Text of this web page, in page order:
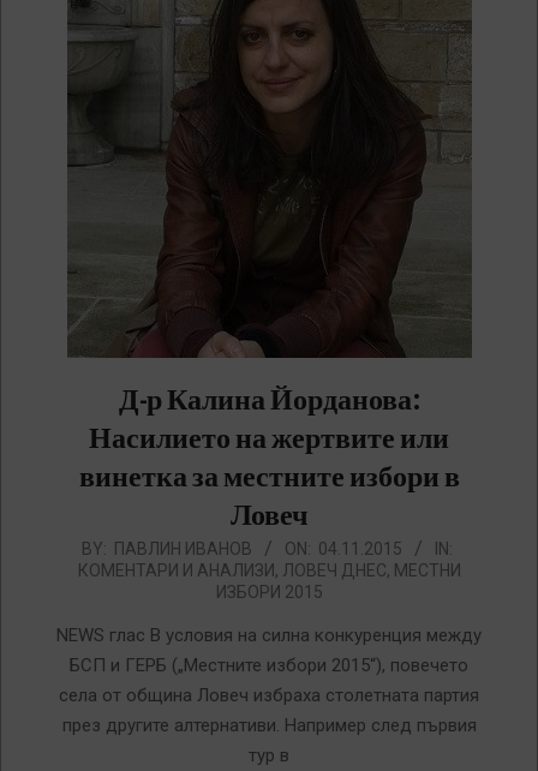
Д-р Калина Йорданова:
Насилието на жертвите или
винетка за местните избори в
Ловеч
2015-
11-
BY: ПАВЛИН ИВАНОВ ON: 04.11.2015
IN:
КОМЕНТАРИ И АНАЛИЗИ, ЛОВЕЧ ДНЕС, МЕСТНИ
ИЗБОРИ 2015
NEWS глас В условия на силна конкуренция между
БСП и ГЕРБ („Местните избори 2015“), повечето
села от община Ловеч избраха столетната партия
през другите алтернативи. Например след първия
тур в